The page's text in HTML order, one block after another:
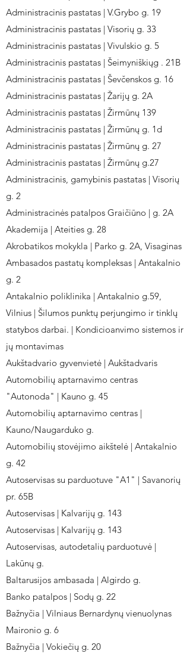
Administracinis pastatas | V.Grybo g. 19
Administracinis pastatas | Visorių g. 33
Administracinis pastatas | Vivulskio g. 5
Administracinis pastatas | Šeimyniškiųg . 21B
Administracinis pastatas | Ševčenskos g. 16
Administracinis pastatas | Žarijų g. 2A
Administracinis pastatas | Žirmūnų 139
Administracinis pastatas | Žirmūnų g. 1d
Administracinis pastatas | Žirmūnų g. 27
Administracinis pastatas | Žirmūnų g.27
Administracinis, gamybinis pastatas | Visorių
g. 2
Administracinės patalpos Graičiūno | g. 2A
Akademija | Ateities g. 28
Akrobatikos mokykla | Parko g. 2A, Visaginas
Ambasados pastatų kompleksas | Antakalnio
g. 2
Antakalnio poliklinika | Antakalnio g.59,
Vilnius | Šilumos punktų perjungimo ir tinklų
statybos darbai. | Kondicioanvimo sistemos ir
jų montavimas
Aukštadvario gyvenvietė | Aukštadvaris
Automobilių aptarnavimo centras
"Autonoda" | Kauno g. 45
Automobilių aptarnavimo centras |
Kauno/Naugarduko g.
Automobilių stovėjimo aikštelė | Antakalnio
g. 42
Autoservisas su parduotuve "A1" | Savanorių
pr. 65B
Autoservisas | Kalvarijų g. 143
Autoservisas | Kalvarijų g. 143
Autoservisas, autodetalių parduotuvė |
Lakūnų g.
Baltarusijos ambasada | Algirdo g.
Banko patalpos | Sodų g. 22
Bažnyčia | Vilniaus Bernardynų vienuolynas
Maironio g. 6
Bažnyčia | Vokiečių g. 20